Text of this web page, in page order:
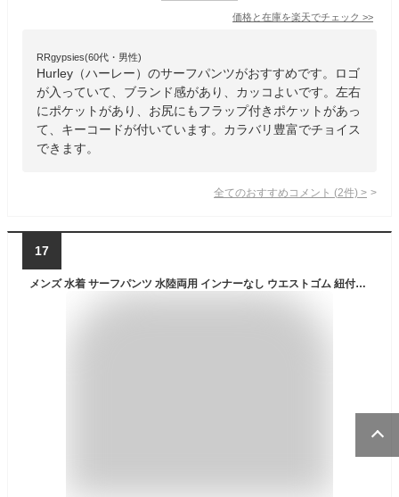
価格と在庫を楽天でチェック >>
RRgypsies(60代・男性)
Hurley（ハーレー）のサーフパンツがおすすめです。ロゴ
が入っていて、ブランド感があり、カッコよいです。左右
にポケットがあり、お尻にもフラップ付きポケットがあっ
て、キーコードが付いています。カラバリ豊富でチョイス
できます。
全てのおすすめコメント (2件) >
17
メンズ 水着 サーフパンツ 水陸両用 インナーなし ウエストゴム 紐付き ウエスト調整可 大きいサイズ ジッパー付きポケット シンプル おしゃれ かっこいい 速乾性 排水性 ボードショーツ 海パン ハーフパンツ プレゼント 父の日 黒 ブラック ネイビー M L LL 3L 4L 5L mm2205